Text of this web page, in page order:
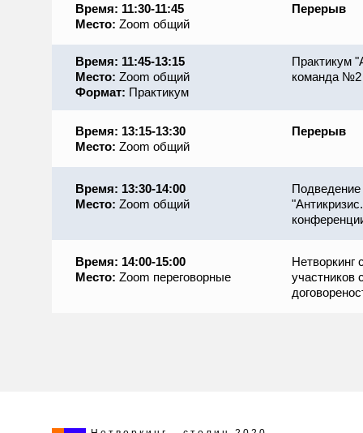
Время: 11:30-11:45
Место: Zoom общий
Перерыв
Время: 11:45-13:15
Место: Zoom общий
Формат: Практикум
Практикум
команда №2
Время: 13:15-13:30
Место: Zoom общий
Перерыв
Время: 13:30-14:00
Место: Zoom общий
Подведение
Время: 14:00-15:00
Место: Zoom переговорные
Нетворкинг
участников